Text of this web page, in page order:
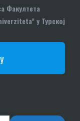
Факултета
у Турској